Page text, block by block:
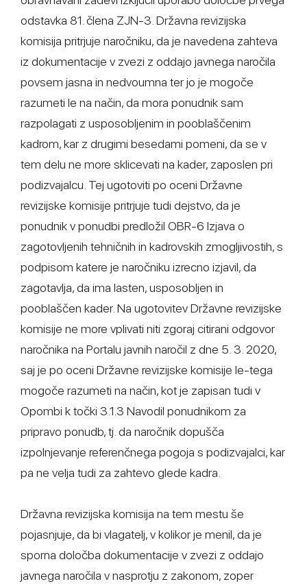
odstavka 81. člena ZJN-3. Državna revizijska
komisija pritrjuje naročniku, da je navedena zahteva
iz dokumentacije v zvezi z oddajo javnega naročila
povsem jasna in nedvoumna ter jo je mogoče
razumeti le na način, da mora ponudnik sam
razpolagati z usposobljenim in pooblaščenim
kadrom, kar z drugimi besedami pomeni, da se v
tem delu ne more sklicevati na kader, zaposlen pri
podizvajalcu. Tej ugotoviti po oceni Državne
revizijske komisije pritrjuje tudi dejstvo, da je
ponudnik v ponudbi predložil OBR-6 Izjava o
zagotovljenih tehničnih in kadrovskih zmogljivostih, s
podpisom katere je naročniku izrecno izjavil, da
zagotavlja, da ima lasten, usposobljen in
pooblaščen kader. Na ugotovitev Državne revizijske
komisije ne more vplivati niti zgoraj citirani odgovor
naročnika na Portalu javnih naročil z dne 5. 3. 2020,
saj je po oceni Državne revizijske komisije le-tega
mogoče razumeti na način, kot je zapisan tudi v
Opombi k točki 3.1.3 Navodil ponudnikom za
pripravo ponudb, tj. da naročnik dopušča
izpolnjevanje referenčnega pogoja s podizvajalci, kar
pa ne velja tudi za zahtevo glede kadra.
Državna revizijska komisija na tem mestu še
pojasnjuje, da bi vlagatelj, v kolikor je menil, da je
sporna določba dokumentacije v zvezi z oddajo
javnega naročila v nasprotju z zakonom, zoper